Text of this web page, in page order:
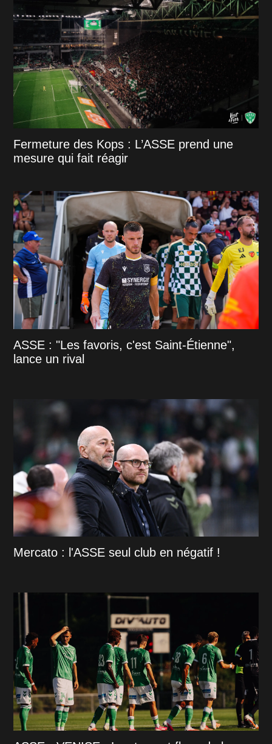
Fermeture des Kops : L’ASSE prend une
mesure qui fait réagir
ASSE : "Les favoris, c'est Saint-Étienne",
lance un rival
Mercato : l'ASSE seul club en négatif !